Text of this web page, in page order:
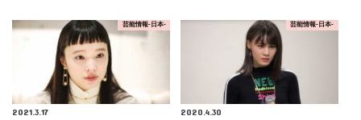
芸能情報-日本-
2021.3.17
芸能情報-日本-
2020.4.30